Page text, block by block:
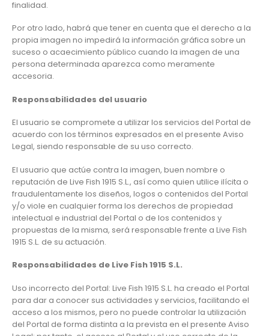
finalidad.
Por otro lado, habrá que tener en cuenta que el derecho a la
propia imagen no impedirá la información gráfica sobre un
suceso o acaecimiento público cuando la imagen de una
persona determinada aparezca como meramente
accesoria.
Responsabilidades del usuario
El usuario se compromete a utilizar los servicios del Portal de
acuerdo con los términos expresados en el presente Aviso
Legal, siendo responsable de su uso correcto.
El usuario que actúe contra la imagen, buen nombre o
reputación de Live Fish 1915 S.L., así como quien utilice ilícita o
fraudulentamente los diseños, logos o contenidos del Portal
y/o viole en cualquier forma los derechos de propiedad
intelectual e industrial del Portal o de los contenidos y
propuestas de la misma, será responsable frente a Live Fish
1915 S.L. de su actuación.
Responsabilidades de Live Fish 1915 S.L.
Uso incorrecto del Portal: Live Fish 1915 S.L. ha creado el Portal
para dar a conocer sus actividades y servicios, facilitando el
acceso a los mismos, pero no puede controlar la utilización
del Portal de forma distinta a la prevista en el presente Aviso